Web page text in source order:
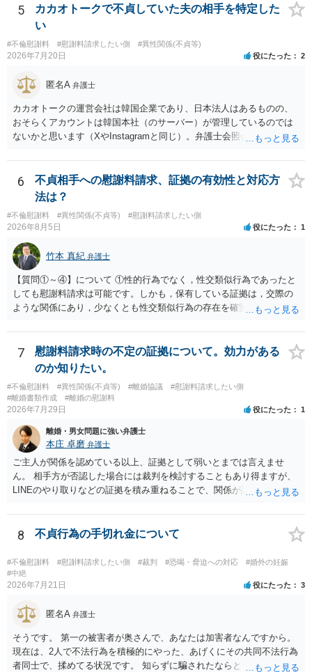
5
カカオトークで不貞していた夫の相手を特定した
い
#不倫慰謝料 #慰謝料請求したい側 #異性関係(不貞等)
2026年7月20日 役にたった 2
匿名A 弁護士
カカオトークの運営会社は韓国企業であり、日本法人はあるものの、
おそらくアカウントは韓国本社（のサーバー）が管理しているのでは
ないかと思います（XやInstagramと同じ）。弁護士会照会は日本法に
対する照会は基本的にできないと解されています（弁護士会によって
は例外的に認める扱いもありますが、かなり限定されているので一般
的ではないでしょう）。もし韓国本社がアカウント管理をしているな
ら、日本法人へ送っても「ウチでは管理していない」という回答にな
ります。 個人で直接他人のID情報の開示を求めても拒否されるでしょ
う。
6
不貞相手への慰謝料請求、証拠の有効性と対応方
法は？
#不倫慰謝料 #異性関係(不貞等) #慰謝料請求したい側
2026年8月5日 役にたった 1
竹本 真紀 弁護士
【質問①～④】について ①性的行為でなく，性交類似行為であったと
しても慰謝料請求は可能です。しかも，保有している証拠は，交際の
ような関係にあり，少なくとも性交類似行為の存在を確実に証明でき
ことを窺わせるものです。）。ですから，慰謝料請求を進めることで
よいと思います。 ただ．慰謝料額については，婚姻破綻に至っていな
いとして，この点を考慮されることになるかもしれません。 ②夫との
今後のことを考えて書いてもらうか否かを検討するのがよいと思いま
す。今ある証拠以上のことを証明（証明力を強めることも含む）でき
るのであれば，前向きに検討を進めるという考え方でもよいでしょ
値と夫との関係との均衡のように思います。 ③行政書士に委任をして
いるのであれば，どのような内容の委任なのか不明ですが，その行政
書士との協議になると思います。請求するか，訴訟にするか，その点
の見極めや，相手方は性交類似行為は認めているのか，それさえも否
定しているのかによって，考え方・進め方は変わってくると思いま
あれば，本人（行政書士でも同じだと思います。）への対応ではあま
り変わらないように思います。減額で折り合えるなら本人様の交渉で
もよいように思いますが，ゼロかどうかの観点であれば，訴訟に進む
しかなくなるようにも思います。そうしますと，お近くの弁護士に相
談して進めることを検討した方がよいようにも思います。
7
慰謝料請求時の不定の証拠について。効力がある
のか知りたい。
#不倫慰謝料 #異性関係(不貞等) #離婚協議
#慰謝料請求したい側
#離婚書類作成
#離婚の慰謝料
2026年7月29日 役にたった 1
離婚・男女問題に強い弁護士
本庄 卓磨 弁護士
ご主人が関係を認めている以上、証拠として弱いとまでは言えませ
ん。 相手方が否認した場合には裁判を検討することもあり得ますが、
LINEのやり取りなどの証拠を積み重ねることで、関係が認定される余
個別の事情によりますので、お早めに弁護士に相談されることをおす
すめします。
8 不貞行為の手切れ金について
#不倫慰謝料 #慰謝料請求したい側 #裁判 #恐喝・脅迫への対応
#婚外の妊娠
#中絶
2026年7月21日 役にたった 3
匿名A 弁護士
そうです。 第一の被害者が奥さんで、あなたは加害者なんですから。
現在は、2人で不法行為を積極的にやった、あげくにその共同不法行為
者同士で、揉めてる状況です。 知らずに騙されたならともか